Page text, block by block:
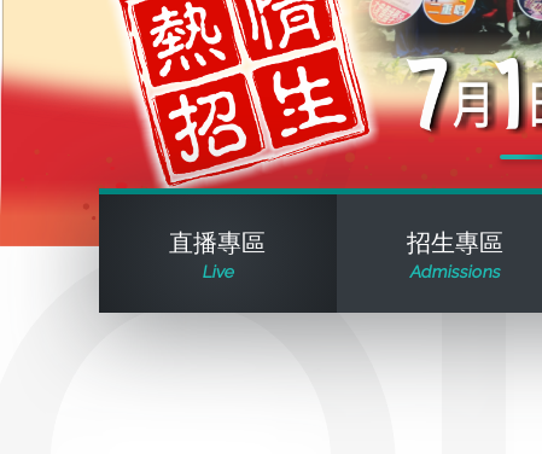
直播專區
Live
招生專區
Admissions